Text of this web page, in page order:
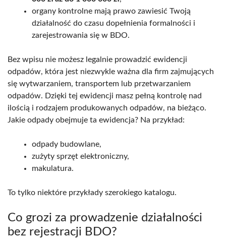
organy kontrolne mają prawo zawiesić Twoją
działalność do czasu dopełnienia formalności i
zarejestrowania się w BDO.
Bez wpisu nie możesz legalnie prowadzić ewidencji
odpadów, która jest niezwykle ważna dla firm zajmujących
się wytwarzaniem, transportem lub przetwarzaniem
odpadów. Dzięki tej ewidencji masz pełną kontrolę nad
ilością i rodzajem produkowanych odpadów, na bieżąco.
Jakie odpady obejmuje ta ewidencja? Na przykład:
odpady budowlane,
zużyty sprzęt elektroniczny,
makulatura.
To tylko niektóre przykłady szerokiego katalogu.
Co grozi za prowadzenie działalności
bez rejestracji BDO?